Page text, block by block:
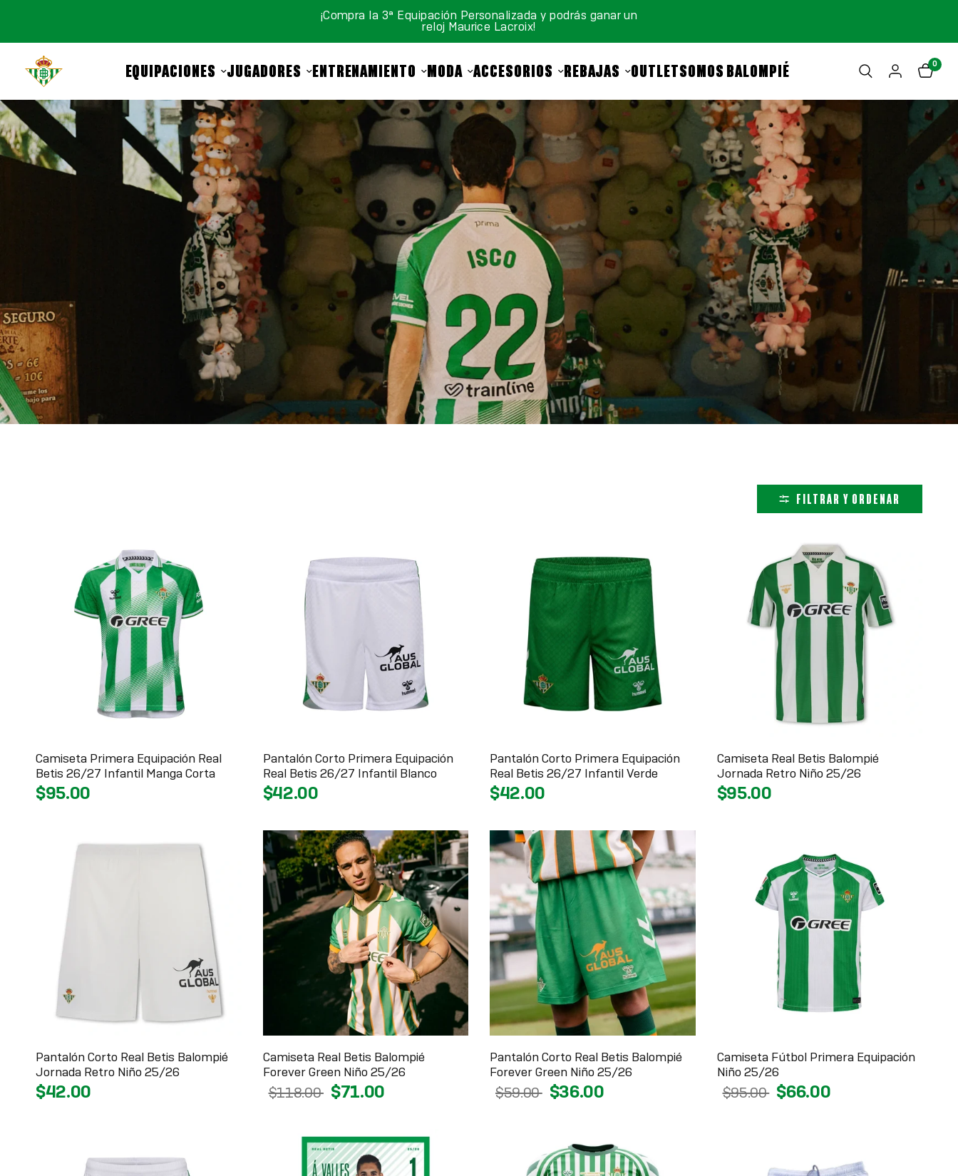
¡Compra la 3ª Equipación Personalizada y podrás ganar un
reloj Maurice Lacroix!
EQUIPACIONES JUGADORES ENTRENAMIENTO MODA ACCESORIOS REBAJAS OUTLETSOMOS BALOMPIÉ 0
FILTRAR Y ORDENAR
Camiseta Primera Equipación Real
Betis 26/27 Infantil Manga Corta
$95.00
Pantalón Corto Primera Equipación
Real Betis 26/27 Infantil Blanco
$42.00
Pantalón Corto Primera Equipación
Real Betis 26/27 Infantil Verde
$42.00
Camiseta Real Betis Balompié
Jornada Retro Niño 25/26
$95.00
Pantalón Corto Real Betis Balompié
Jornada Retro Niño 25/26
$42.00
Camiseta Real Betis Balompié
Forever Green Niño 25/26
$118.00 $71.00
Pantalón Corto Real Betis Balompié
Forever Green Niño 25/26
$59.00 $36.00
Camiseta Fútbol Primera Equipación
Niño 25/26
$95.00 $66.00